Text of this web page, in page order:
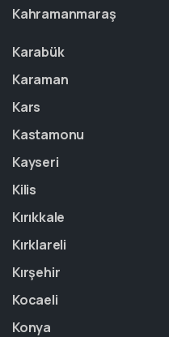
Kahramanmaraş
Karabük
Karaman
Kars
Kastamonu
Kayseri
Kilis
Kırıkkale
Kırklareli
Kırşehir
Kocaeli
Konya